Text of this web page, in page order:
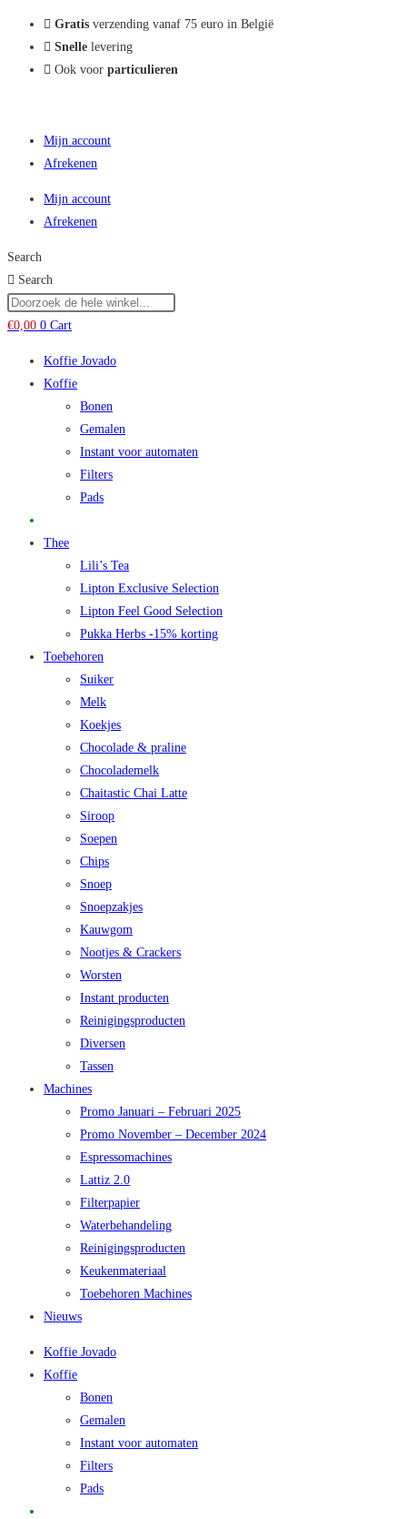
Zoekresultaten
zijbalk
Gratis verzending vanaf 75 euro in België
Snelle levering
Ook voor particulieren
Mijn account
Afrekenen
Mijn account
Afrekenen
Search
Search
€0,00 0 Cart
Koffie Jovado
Koffie
Bonen
Gemalen
Instant voor automaten
Filters
Pads
Thee
Lili’s Tea
Lipton Exclusive Selection
Lipton Feel Good Selection
Pukka Herbs -15% korting
Toebehoren
Suiker
Melk
Koekjes
Chocolade & praline
Chocolademelk
Chaitastic Chai Latte
Siroop
Soepen
Chips
Snoep
Snoepzakjes
Kauwgom
Nootjes & Crackers
Worsten
Instant producten
Reinigingsproducten
Diversen
Tassen
Machines
Promo Januari – Februari 2025
Promo November – December 2024
Espressomachines
Lattiz 2.0
Filterpapier
Waterbehandeling
Reinigingsproducten
Keukenmateriaal
Toebehoren Machines
Nieuws
Koffie Jovado
Koffie
Bonen
Gemalen
Instant voor automaten
Filters
Pads